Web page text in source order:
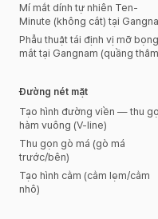
Mí mắt dính tự nhiên Ten-
Minute (không cắt) tại
Phẫu thuật tái định vị mỡ bọng
mắt tại Gangnam (quầng
Đường nét mặt
Tạo hình đường viền — thu
hàm vuông (V-line)
Thu gọn gò má (gò má
trước/bên)
Tạo hình cằm (cằm lẹm/cằm
nhô)